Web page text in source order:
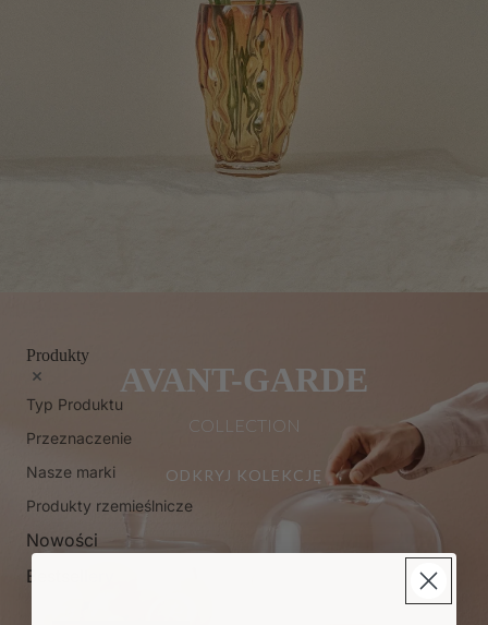
Produkty
Typ Produktu
Przeznaczenie
Nasze marki
Produkty rzemieślnicze
Nowości
Bestsellery
AVANT-GARDE
COLLECTION
ODKRYJ KOLEKCJĘ